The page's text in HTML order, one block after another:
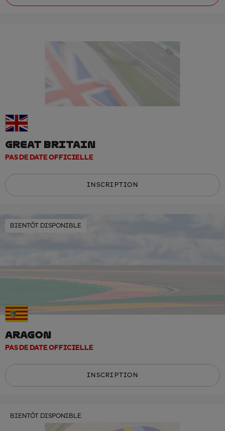
GREAT BRITAIN
PAS DE DATE OFFICIELLE
INSCRIPTION
BIENTÔT DISPONIBLE
ARAGON
PAS DE DATE OFFICIELLE
INSCRIPTION
BIENTÔT DISPONIBLE